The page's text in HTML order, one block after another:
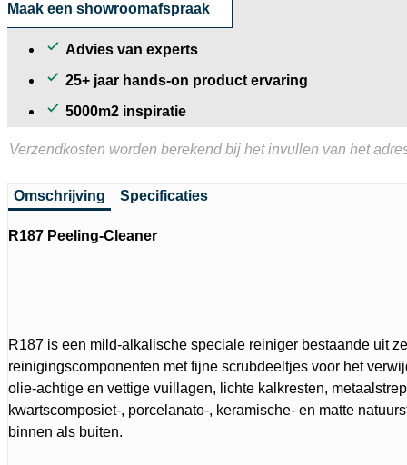
Maak een showroomafspraak
Advies van experts
25+ jaar hands-on product ervaring
5000m2 inspiratie
Verzendkosten worden berekend bij het invullen van het
Omschrijving Specificaties
R187 Peeling-Cleaner
R187 is een mild-alkalische speciale reiniger bestaande uit
reinigingscomponenten met fijne scrubdeeltjes voor het
olie-achtige en vettige vuillagen, lichte kalkresten,
kwartscomposiet-, porcelanato-, keramische- en matte
binnen als buiten.